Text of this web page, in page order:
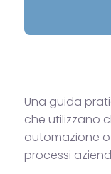
Una guida
che utilizzano
automazione
processi